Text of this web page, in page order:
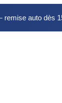
auto dès